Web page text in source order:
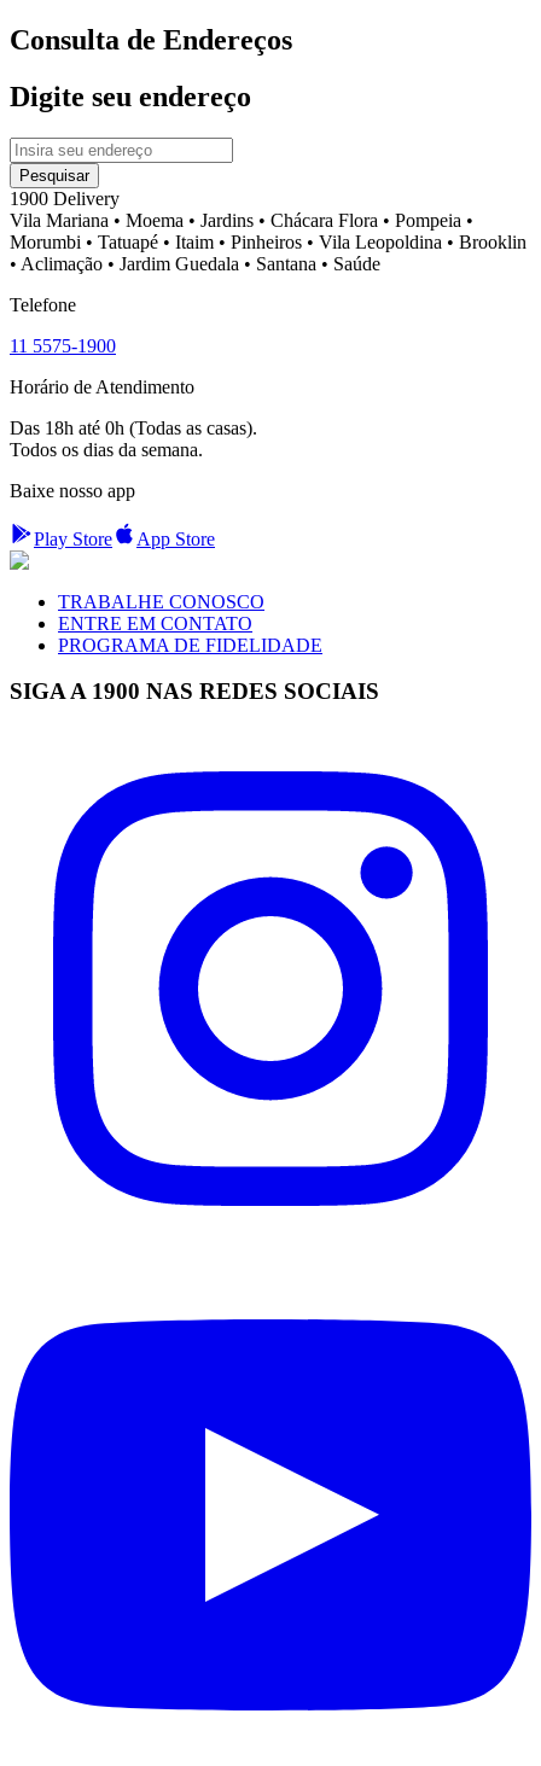
Consulta de Endereços
Digite seu endereço
Pesquisar
1900 Delivery
Vila Mariana • Moema • Jardins • Chácara Flora • Pompeia •
Morumbi • Tatuapé • Itaim • Pinheiros • Vila Leopoldina • Brooklin
• Aclimação • Jardim Guedala • Santana • Saúde
Telefone
11 5575-1900
Horário de Atendimento
Das 18h até 0h (Todas as casas).
Todos os dias da semana.
Baixe nosso app
Play Store App Store
TRABALHE CONOSCO
ENTRE EM CONTATO
PROGRAMA DE FIDELIDADE
SIGA A 1900 NAS REDES SOCIAIS